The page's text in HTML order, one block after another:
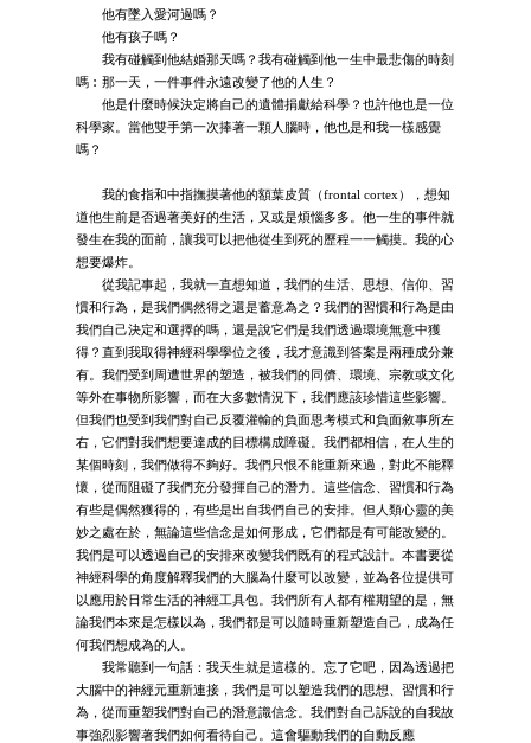
他有墜入愛河過嗎？
他有孩子嗎？
我有碰觸到他結婚那天嗎？我有碰觸到他一生中最悲傷的時刻
嗎︰那一天，一件事件永遠改變了他的人生？
他是什麼時候決定將自己的遺體捐獻給科學？也許他也是一位
科學家。當他雙手第一次捧著一顆人腦時，他也是和我一樣感覺
嗎？
我的食指和中指撫摸著他的額葉皮質（frontal cortex），想知
道他生前是否過著美好的生活，又或是煩惱多多。他一生的事件就
發生在我的面前，讓我可以把他從生到死的歷程一一觸摸。我的心
想要爆炸。
從我記事起，我就一直想知道，我們的生活、思想、信仰、習
慣和行為，是我們偶然得之還是蓄意為之？我們的習慣和行為是由
我們自己決定和選擇的嗎，還是說它們是我們透過環境無意中獲
得？直到我取得神經科學學位之後，我才意識到答案是兩種成分兼
有。我們受到周遭世界的塑造，被我們的同儕、環境、宗教或文化
等外在事物所影響，而在大多數情況下，我們應該珍惜這些影響。
但我們也受到我們對自己反覆灌輸的負面思考模式和負面敘事所左
右，它們對我們想要達成的目標構成障礙。我們都相信，在人生的
某個時刻，我們做得不夠好。我們只恨不能重新來過，對此不能釋
懷，從而阻礙了我們充分發揮自己的潛力。這些信念、習慣和行為
有些是偶然獲得的，有些是出自我們自己的安排。但人類心靈的美
妙之處在於，無論這些信念是如何形成，它們都是有可能改變的。
我們是可以透過自己的安排來改變我們既有的程式設計。本書要從
神經科學的角度解釋我們的大腦為什麼可以改變，並為各位提供可
以應用於日常生活的神經工具包。我們所有人都有權期望的是，無
論我們本來是怎樣以為，我們都是可以隨時重新塑造自己，成為任
何我們想成為的人。
我常聽到一句話：我天生就是這樣的。忘了它吧，因為透過把
大腦中的神經元重新連接，我們是可以塑造我們的思想、習慣和行
為，從而重塑我們對自己的潛意識信念。我們對自己訴說的自我故
事強烈影響著我們如何看待自己。這會驅動我們的自動反應